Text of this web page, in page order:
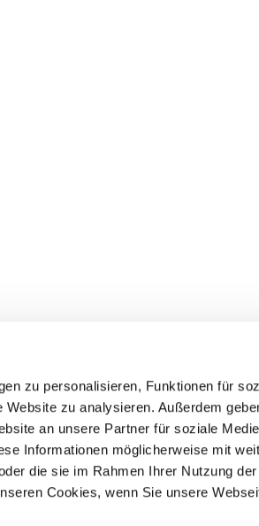
zu personalisieren, Funktionen für
zu analysieren. Außerdem
an unsere Partner für soziale
Informationen möglicherweise mit
die sie im Rahmen Ihrer Nutzung
Cookies, wenn Sie unsere
main events
regional events VDH/FCI
Service
Become a member
Paymentsystem